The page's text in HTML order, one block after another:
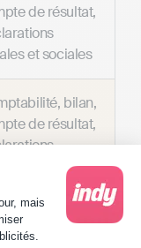
:
mais
de résultat,
et sociales
bilan,
de résultat,
et sociales
de tenir une